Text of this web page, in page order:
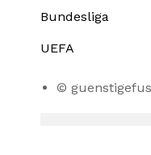
Bundesliga
UEFA
©